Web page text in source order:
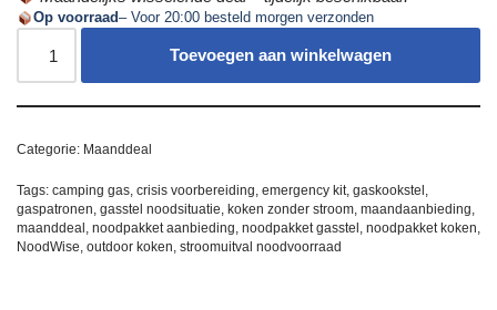
Op voorraad– Voor 20:00 besteld morgen verzonden
Toevoegen aan winkelwagen
Categorie: Maanddeal
Tags: camping gas, crisis voorbereiding, emergency kit, gaskookstel ,
gaspatronen, gasstel noodsituatie, koken zonder stroom, maandaanbieding,
maanddeal , noodpakket aanbieding, noodpakket gasstel , noodpakket koken,
NoodWise, outdoor koken, stroomuitval noodvoorraad